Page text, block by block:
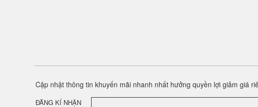
Cập nhật thông tin khuyến mãi nhanh nhất hưởng quyền lợi giảm giá
ĐĂNG KÍ NHẬN